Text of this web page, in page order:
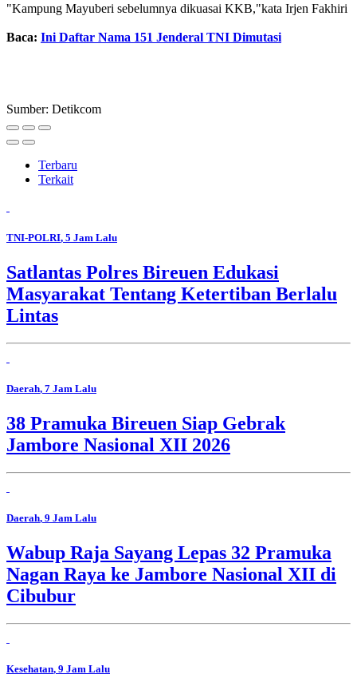
"Kampung Mayuberi sebelumnya dikuasai KKB,"kata Irjen Fakhiri
Baca: Ini Daftar Nama 151 Jenderal TNI Dimutasi
Sumber: Detikcom
Terbaru
Terkait
TNI-POLRI, 5 Jam Lalu
Satlantas Polres Bireuen Edukasi
Masyarakat Tentang Ketertiban Berlalu
Lintas
Daerah, 7 Jam Lalu
38 Pramuka Bireuen Siap Gebrak
Jambore Nasional XII 2026
Daerah, 9 Jam Lalu
Wabup Raja Sayang Lepas 32 Pramuka
Nagan Raya ke Jambore Nasional XII di
Cibubur
Kesehatan, 9 Jam Lalu